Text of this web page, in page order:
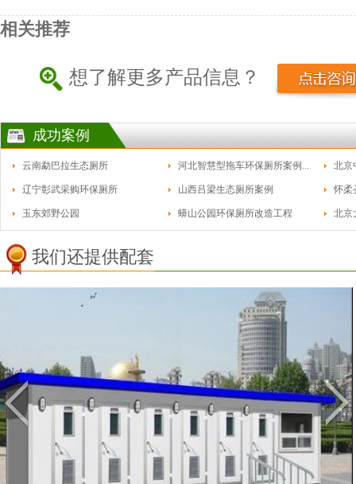
相关推荐
想了解更多产品信息？
成功案例
云南勐巴拉生态厕所 河北智慧型拖车环保厕所案例... 北京
辽宁彰武采购环保厕所 山西吕梁生态厕所案例 怀柔
玉东郊野公园 蟒山公园环保厕所改造工程 北京
我们还提供配套